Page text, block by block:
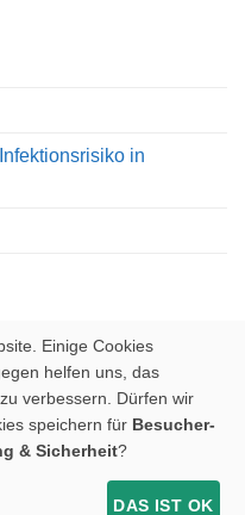
in
Stripe
UND RÜCKGABERECHT
IMPRESSUM
Einige Cookies
helfen uns, das
verbessern. Dürfen wir
speichern für Besucher-
& Sicherheit?
DAS IST OK